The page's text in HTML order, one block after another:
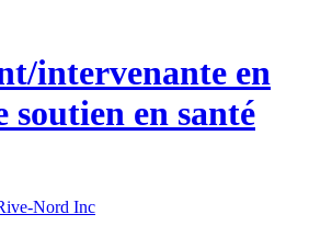
intervenante en
soutien en santé
Nord Inc